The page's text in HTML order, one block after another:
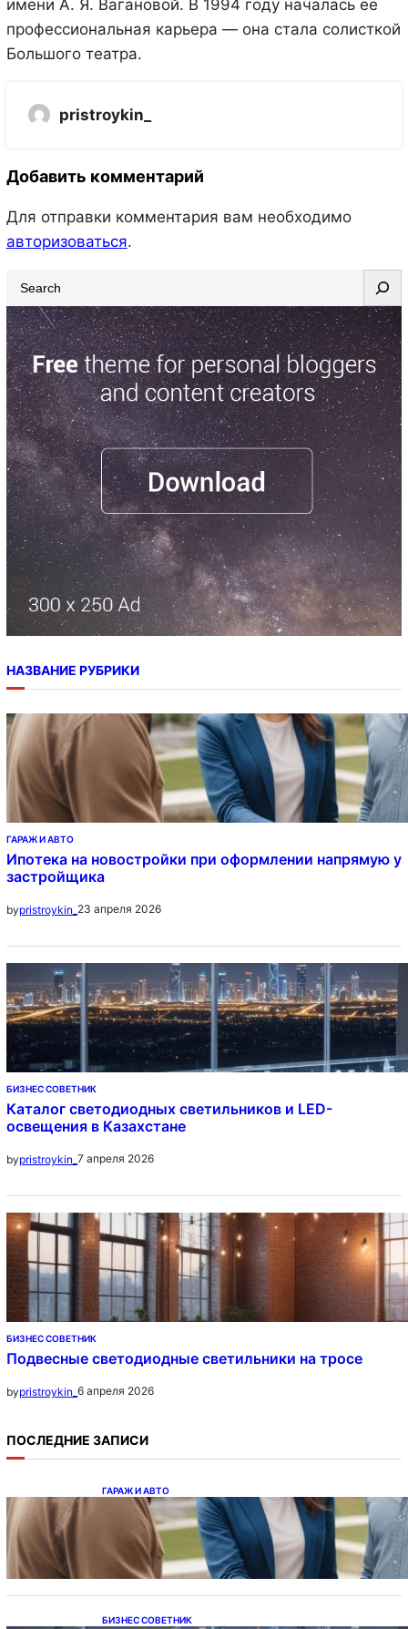
имени А. Я. Вагановой. В 1994 году началась ее
профессиональная карьера — она стала солисткой
Большого театра.
pristroykin_
Добавить комментарий
Для отправки комментария вам необходимо
авторизоваться.
e
a
r
c
h
НАЗВАНИЕ РУБРИКИ
ГАРАЖ И АВТО
Ипотека на новостройки при оформлении напрямую у
застройщика
bypristroykin_ 23 апреля 2026
БИЗНЕС СОВЕТНИК
Каталог светодиодных светильников и LED-
освещения в Казахстане
bypristroykin_ 7 апреля 2026
БИЗНЕС СОВЕТНИК
Подвесные светодиодные светильники на тросе
bypristroykin_ 6 апреля 2026
ПОСЛЕДНИЕ ЗАПИСИ
ГАРАЖ И АВТО
Ипотека на новостройки при оформлении
напрямую у застройщика
БИЗНЕС СОВЕТНИК